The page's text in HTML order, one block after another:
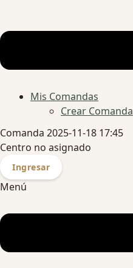
Mis Comandas
Crear Comanda
Comanda 2025-11-18 17:45
Centro no asignado
Ingresar
Menú